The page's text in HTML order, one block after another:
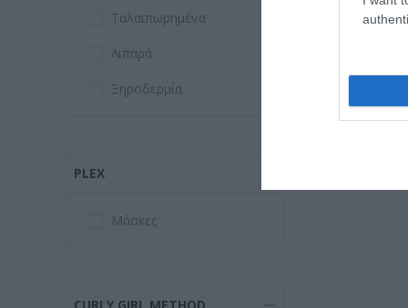
Ταλαιπωρημένα
Λιπαρά
Ξηροδερμία
PLEX
Μάσκες